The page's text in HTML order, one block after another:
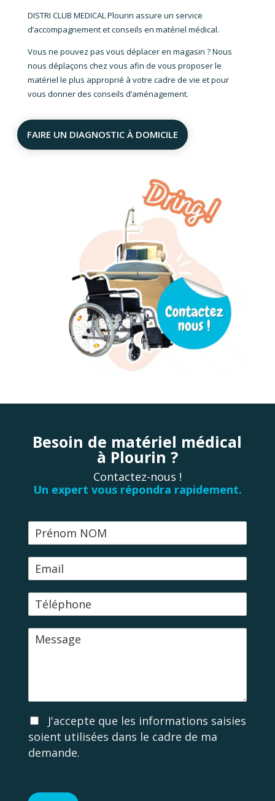
DISTRI CLUB MEDICAL Plourin assure un service
d’accompagnement et conseils en matériel médical.
Vous ne pouvez pas vous déplacer en magasin ? Nous
nous déplaçons chez vous afin de vous proposer le
matériel le plus approprié à votre cadre de vie et pour
vous donner des conseils d’aménagement.
FAIRE UN DIAGNOSTIC À DOMICILE
Besoin de matériel médical
à Plourin ?
Contactez-nous !
Un expert vous répondra rapidement.
M
A
c
c
o
R
J'accepte que les informations saisies
soient utilisées dans le cadre de ma
demande.